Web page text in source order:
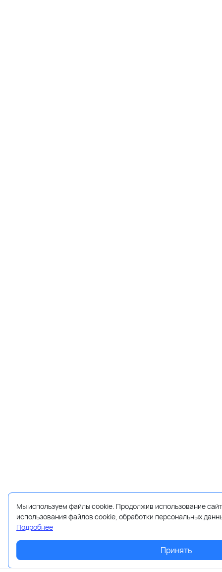
Мы используем файлы cookie. Продолжив использование
использования файлов cookie, обработки персональных
Подробнее
Принять